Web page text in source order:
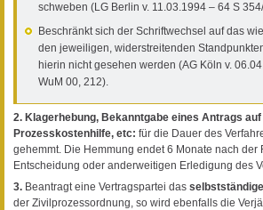
schweben (LG Berlin v. 11.03.1994 – 64 S
Beschränkt sich der Schriftwechsel auf das
den jeweiligen, widerstreitenden
hierin nicht gesehen werden (AG Köln v.
WuM 00, 212).
2. Klagerhebung, Bekanntgabe eines Antrags
Prozesskostenhilfe, etc: für die Dauer des
gehemmt. Die Hemmung endet 6 Monate nach der
Entscheidung oder anderweitigen Erledigung des
3. Beantragt eine Vertragspartei das
der Zivilprozessordnung, so wird ebenfalls die